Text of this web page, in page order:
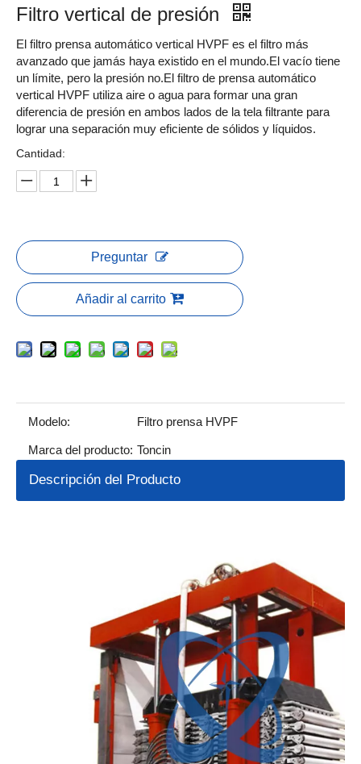
Filtro vertical de presión
El filtro prensa automático vertical HVPF es el filtro más
avanzado que jamás haya existido en el mundo.El vacío tiene
un límite, pero la presión no.El filtro de prensa automático
vertical HVPF utiliza aire o agua para formar una gran
diferencia de presión en ambos lados de la tela filtrante para
lograr una separación muy eficiente de sólidos y líquidos.
Cantidad:
Preguntar
Añadir al carrito
Modelo: Filtro prensa HVPF
Marca del producto: Toncin
Descripción del Producto